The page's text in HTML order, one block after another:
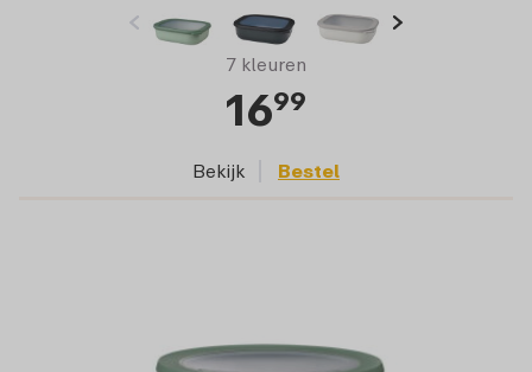
7 kleuren
1699
Bekijk Bestel